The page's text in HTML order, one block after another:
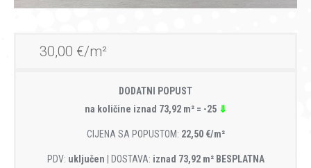
30,00 €/m²
DODATNI POPUST
na količine iznad 73,92 m² = -25 ⇓
CIJENA SA POPUSTOM: 22,50 €/m²
PDV: uključen | DOSTAVA: iznad 73,92 m² BESPLATNA